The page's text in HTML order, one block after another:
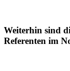
Weiterhin sind
Referenten im